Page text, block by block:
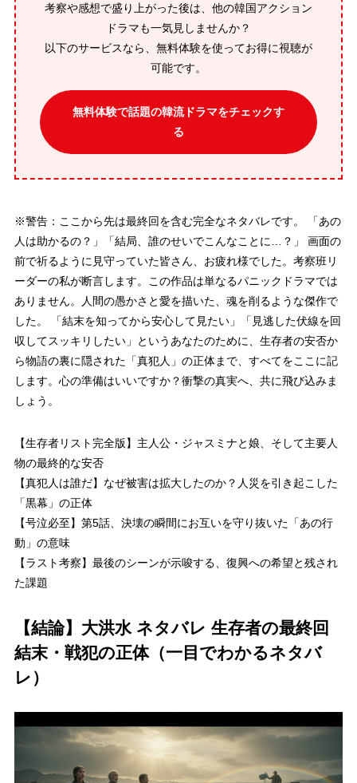
考察や感想で盛り上がった後は、他の韓国アクション
ドラマも一気見しませんか？
以下のサービスなら、無料体験を使ってお得に視聴が
可能です。
無料体験で話題の韓流ドラマをチェックす
る
※警告：ここから先は最終回を含む完全なネタバレです。 「あの
人は助かるの？」「結局、誰のせいでこんなことに…？」 画面の
前で祈るように見守っていた皆さん、お疲れ様でした。考察班リ
ーダーの私が断言します。この作品は単なるパニックドラマでは
ありません。人間の愚かさと愛を描いた、魂を削るような傑作で
した。 「結末を知ってから安心して見たい」「見逃した伏線を回
収してスッキリしたい」というあなたのために、生存者の安否か
ら物語の裏に隠された「真犯人」の正体まで、すべてをここに記
します。心の準備はいいですか？衝撃の真実へ、共に飛び込みま
しょう。
【生存者リスト完全版】主人公・ジャスミナと娘、そして主要人
物の最終的な安否
【真犯人は誰だ】なぜ被害は拡大したのか？人災を引き起こした
「黒幕」の正体
【号泣必至】第5話、決壊の瞬間にお互いを守り抜いた「あの行
動」の意味
【ラスト考察】最後のシーンが示唆する、復興への希望と残され
た課題
【結論】大洪水 ネタバレ 生存者の最終回
結末・戦犯の正体（一目でわかるネタバ
レ）